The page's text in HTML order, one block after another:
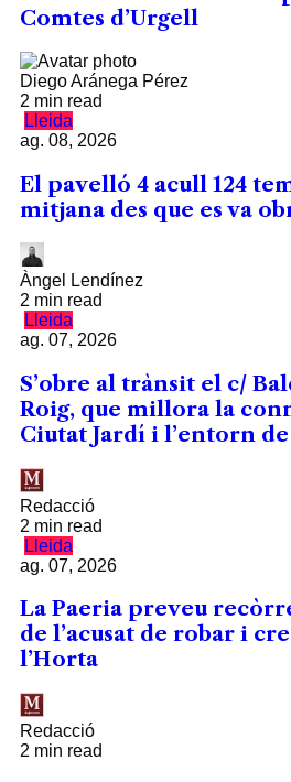
Comtes d’Urgell
Diego Aránega Pérez
2 min read
Lleida
ag. 08, 2026
El pavelló 4 acull 124
mitjana des que es va
Àngel Lendínez
2 min read
Lleida
ag. 07, 2026
S’obre al trànsit el c/
Roig, que millora la
Ciutat Jardí i l’entorn
Redacció
2 min read
Lleida
ag. 07, 2026
La Paeria preveu
de l’acusat de robar i
l’Horta
Redacció
2 min read